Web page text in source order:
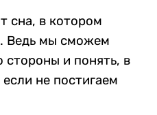
сна, в котором
Ведь мы сможем
стороны и понять, в
не постигаем